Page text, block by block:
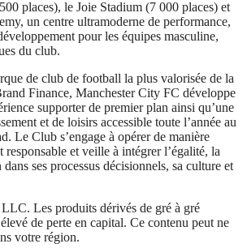
places), le Joie Stadium (7 000 places) et
un centre ultramoderne de performance,
pour les équipes masculine,
du club.
de club de football la plus valorisée de la
Finance, Manchester City FC développe
supporter de premier plan ainsi qu’une
et de loisirs accessible toute l’année au
Le Club s’engage à opérer de manière
responsable et veille à intégrer l’égalité, la
ses processus décisionnels, sa culture et
Les produits dérivés de gré à gré
de perte en capital. Ce contenu peut ne
votre région.